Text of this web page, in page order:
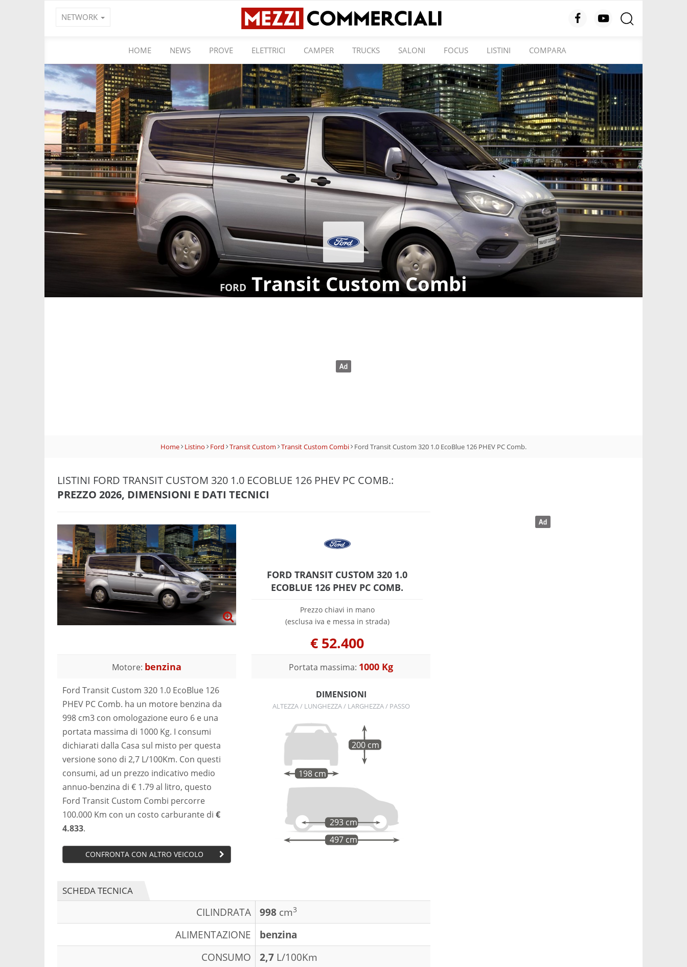
NETWORK
HOME NEWS PROVE ELETTRICI CAMPER TRUCKS SALONI FOCUS LISTINI COMPARA
FORD Transit Custom Combi
Home Listino Ford Transit Custom Transit Custom Combi Ford Transit Custom 320 1.0 EcoBlue 126 PHEV PC Comb.
LISTINI FORD TRANSIT CUSTOM 320 1.0 ECOBLUE 126 PHEV PC COMB.:
PREZZO 2026, DIMENSIONI E DATI TECNICI
FORD TRANSIT CUSTOM 320 1.0
ECOBLUE 126 PHEV PC COMB.
Prezzo chiavi in mano
(esclusa iva e messa in strada)
€ 52.400
Motore: benzina
Ford Transit Custom 320 1.0 EcoBlue 126
PHEV PC Comb. ha un motore benzina da
998 cm3 con omologazione euro 6 e una
portata massima di 1000 Kg. I consumi
dichiarati dalla Casa sul misto per questa
versione sono di 2,7 L/100Km. Con questi
consumi, ad un prezzo indicativo medio
annuo-benzina di € 1.79 al litro, questo
Ford Transit Custom Combi percorre
100.000 Km con un costo carburante di €
4.833.
CONFRONTA CON ALTRO VEICOLO
Portata massima: 1000 Kg
DIMENSIONI
ALTEZZA / LUNGHEZZA / LARGHEZZA / PASSO
198 cm
200 cm
497 cm
293 cm
SCHEDA TECNICA
CILINDRATA 998 cm3
ALIMENTAZIONE
benzina
CONSUMO
2,7 L/100Km